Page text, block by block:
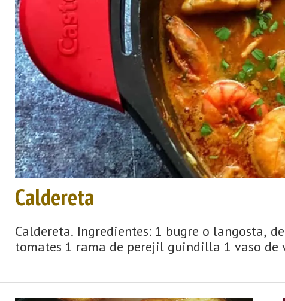
Caldereta
Caldereta. Ingredientes: 1 bugre o langosta,
tomates 1 rama de perejil guindilla 1 vaso de